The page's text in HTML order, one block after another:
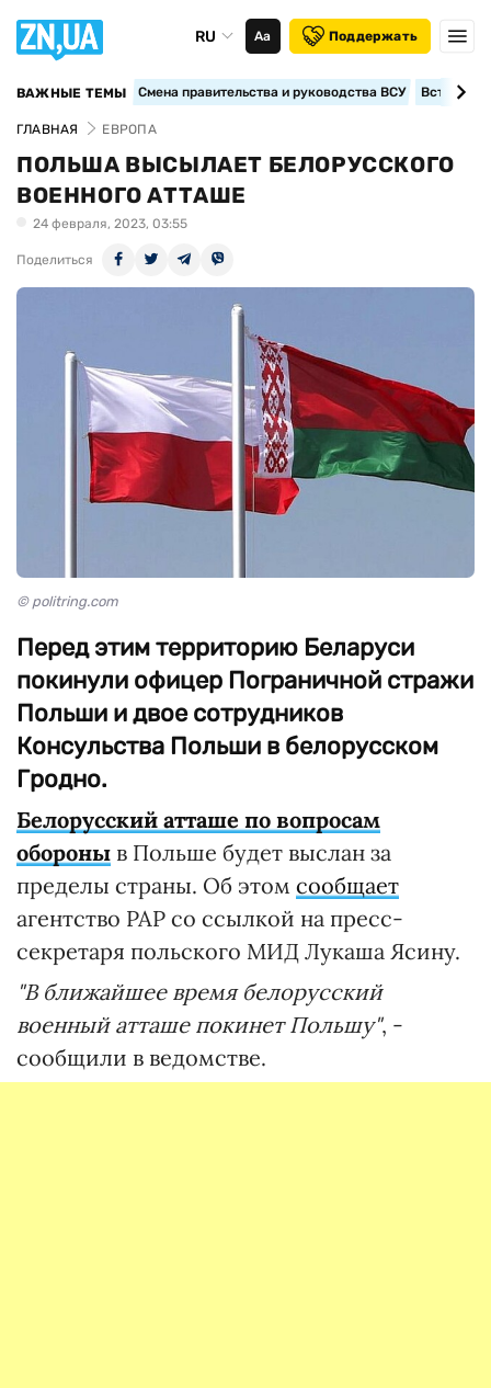
RU Аа Поддержать
ВАЖНЫЕ ТЕМЫ Смена правительства и руководства ВСУ
ГЛАВНАЯ ЕВРОПА
ПОЛЬША ВЫСЫЛАЕТ БЕЛОРУССКОГО
ВОЕННОГО АТТАШЕ
24 февраля, 2023, 03:55
Поделиться
© politring.com
Перед этим территорию Беларуси
покинули офицер Пограничной стражи
Польши и двое сотрудников
Консульства Польши в белорусском
Гродно.
Белорусский атташе по вопросам
обороны в Польше будет выслан за
пределы страны. Об этом сообщает
агентство PAP со ссылкой на пресс-
секретаря польского МИД Лукаша Ясину.
"В ближайшее время белорусский
военный атташе покинет Польшу", -
сообщили в ведомстве.